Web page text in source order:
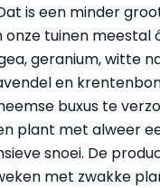
is een minder
onze tuinen
geranium, witte
en
buxus te
plant met alweer
snoei. De
met zwakke